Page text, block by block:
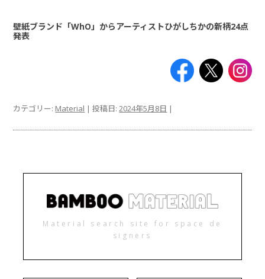
壁紙ブランド「WhO」からアーティストひがしちかの新柄24点
発表
カテゴリー: Material | 投稿日:2024年5月8日 |
Material search site for space de
signers